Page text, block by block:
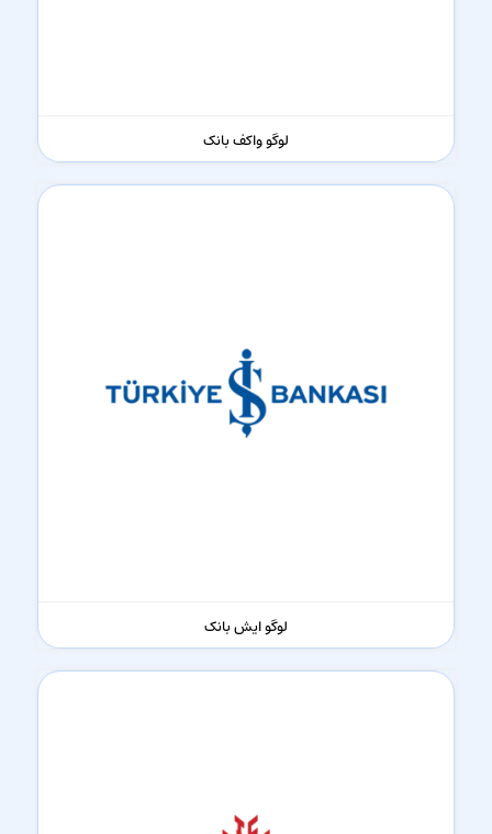
لوگو واکف بانک
لوگو ایش بانک